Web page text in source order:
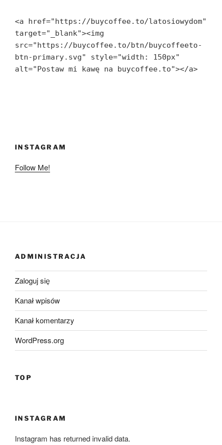
<a href="https://buycoffee.to/latosiowydom"
target="_blank"><img
src="https://buycoffee.to/btn/buycoffeeto-
btn-primary.svg" style="width: 150px"
alt="Postaw mi kawę na buycoffee.to"></a>
INSTAGRAM
Follow Me!
ADMINISTRACJA
Zaloguj się
Kanał wpisów
Kanał komentarzy
WordPress.org
TOP
INSTAGRAM
Instagram has returned invalid data.